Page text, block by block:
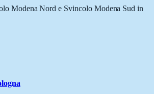
Modena Nord e Svincolo Modena Sud in